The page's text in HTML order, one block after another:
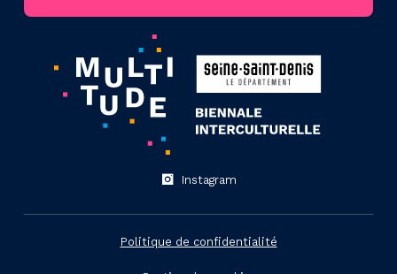
Instagram
Politique de confidentialité